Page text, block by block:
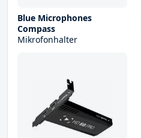
Blue Microphones
Compass
Mikrofonhalter